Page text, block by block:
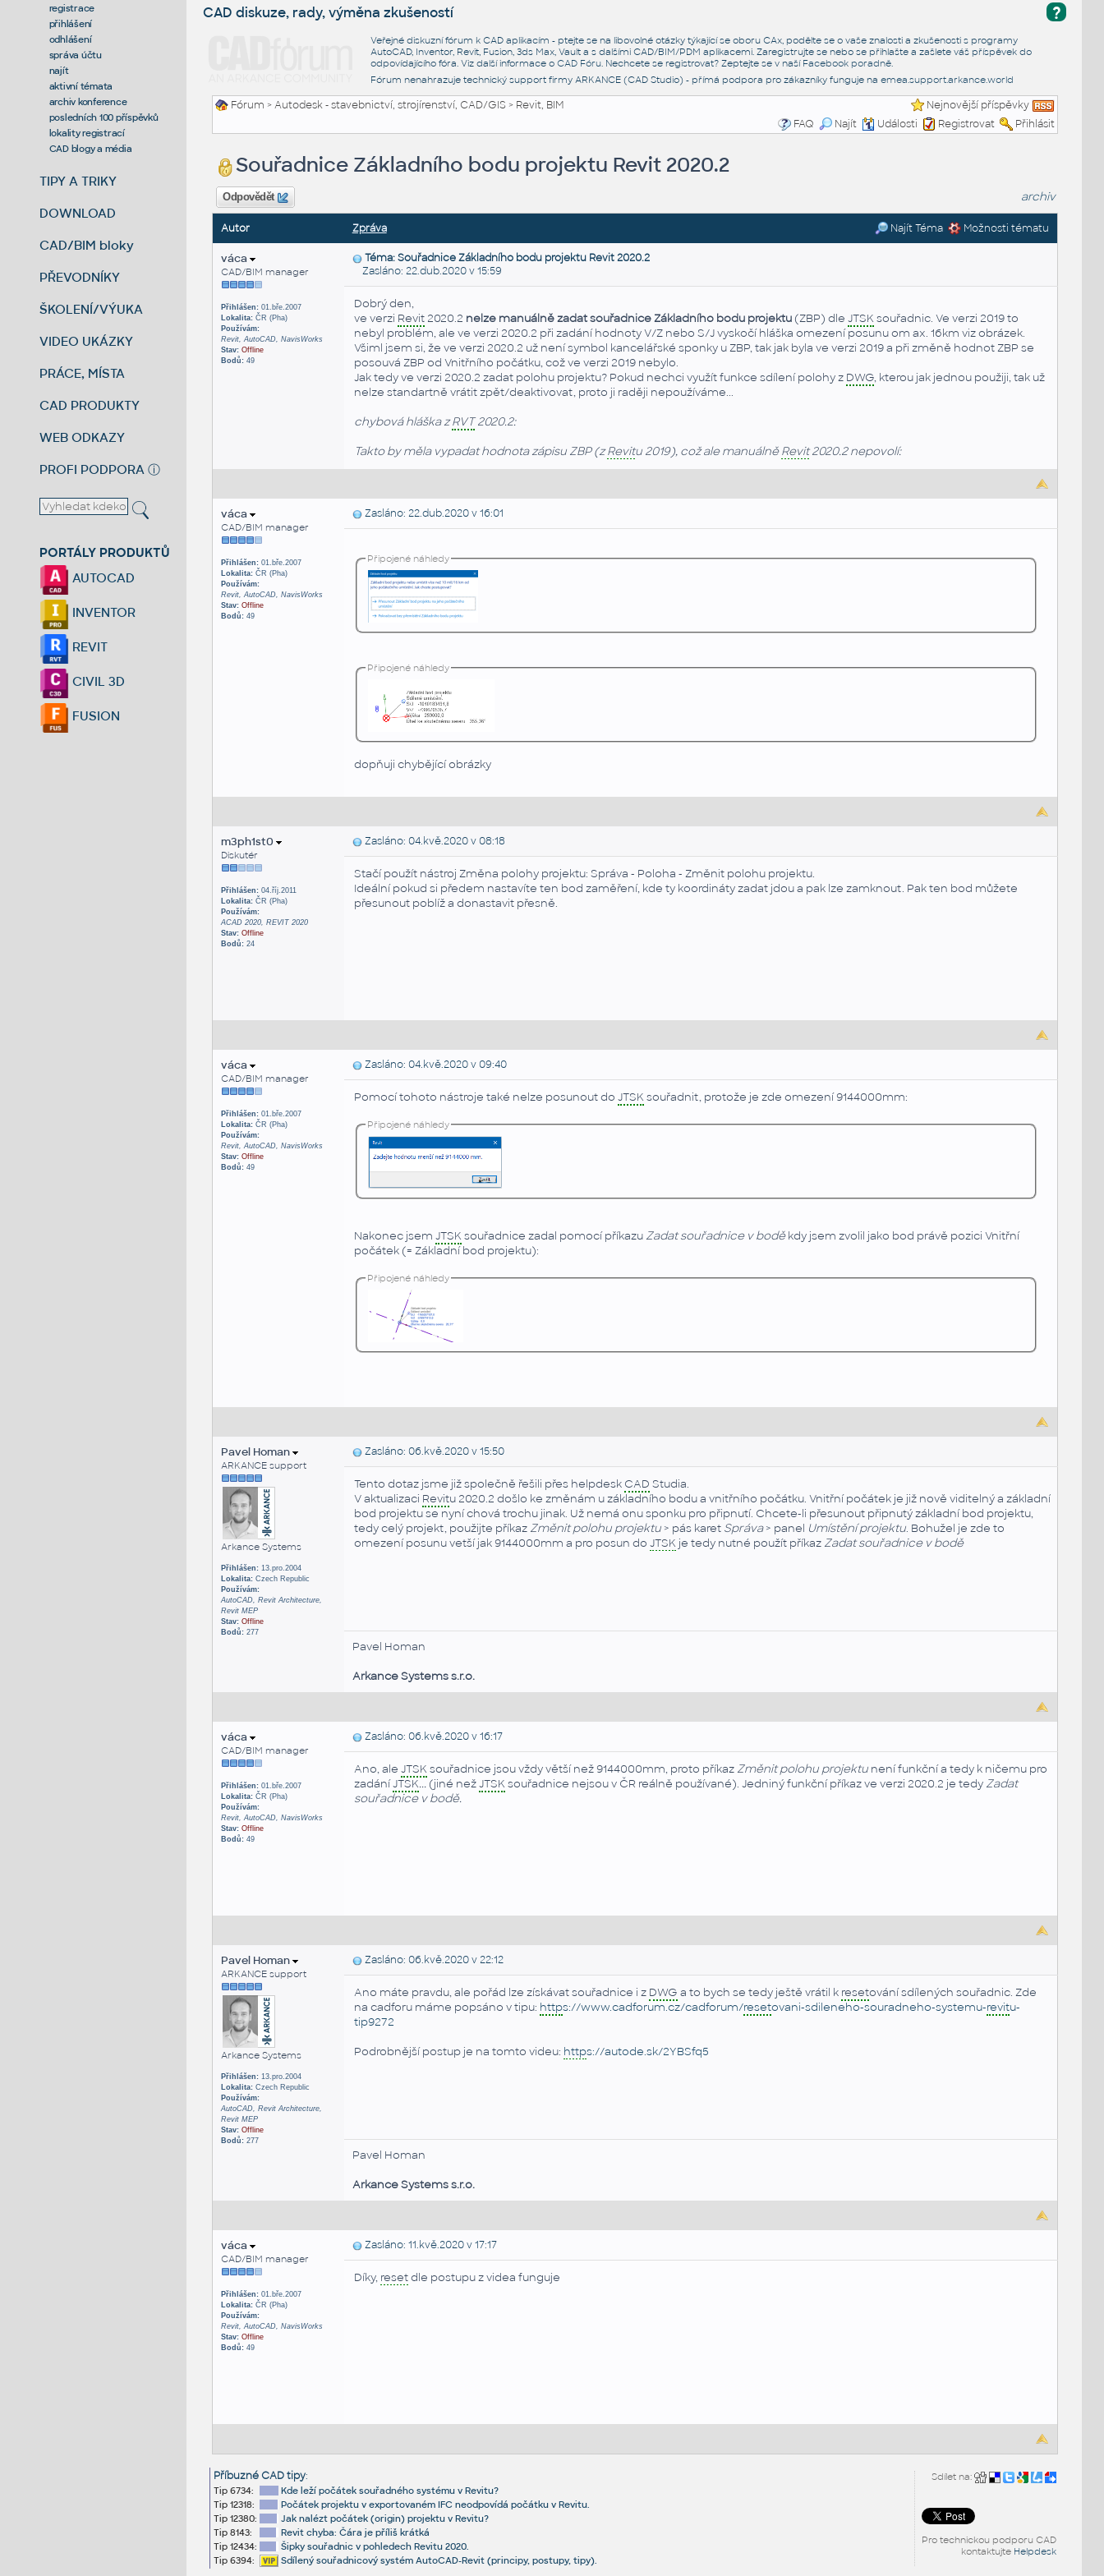
registrace
přihlášení
odhlášení
správa účtu
najít
aktivní témata
archiv konference
posledních 100 příspěvků
lokality registrací
CAD blogy a média
TIPY A TRIKY
DOWNLOAD
CAD/BIM bloky
PŘEVODNÍKY
ŠKOLENÍ/VÝUKA
VIDEO UKÁZKY
PRÁCE, MÍSTA
CAD PRODUKTY
WEB ODKAZY
PROFI PODPORA ⓘ
PORTÁLY PRODUKTŮ
AUTOCAD
INVENTOR
REVIT
CIVIL 3D
FUSION
?
CAD diskuze, rady, výměna zkušeností
Veřejné diskuzní fórum k CAD aplikacím - ptejte se na libovolné otázky týkající se oboru CAx, podělte se o vaše znalosti a zkušenosti s programy
AutoCAD, Inventor, Revit, Fusion, 3ds Max, Vault a s dalšími CAD/BIM/PDM aplikacemi. Zaregistrujte se nebo se přihlašte a zašlete váš příspěvek do
odpovídajícího fóra. Viz další informace o CAD Fóru. Nechcete se registrovat? Zeptejte se v naší Facebook poradně.
Fórum nenahrazuje technický support firmy ARKANCE (CAD Studio) - přímá podpora pro zákazníky funguje na emea.support.arkance.world
Fórum >Autodesk - stavebnictví, strojírenství, CAD/GIS> Revit, BIM
Nejnovější příspěvky
FAQ
Najít Události Registrovat Přihlásit
Souřadnice Základního bodu projektu Revit 2020.2
Odpovědět archiv
Autor Zpráva Najít Téma Možnosti tématu
váca
CAD/BIM manager
Přihlášen:01.bře.2007
Lokalita:ČR (Pha)
Používám:
Revit, AutoCAD, NavisWorks
Stav: Offline
Bodů:49
Téma: Souřadnice Základního bodu projektu Revit 2020.2
Zasláno: 22.dub.2020 v 15:59
Dobrý den,
ve verzi Revit2020.2 nelze manuálně zadat souřadnice Základního bodu projektu (ZBP) dle JTSK souřadnic. Ve verzi 2019 to
nebyl problém, ale ve verzi 2020.2 při zadání hodnoty V/Z nebo S/J vyskočí hláška omezení posunu om ax. 16km viz obrázek.
Všiml jsem si, že ve verzi 2020.2 už není symbol kancelářské sponky u ZBP, tak jak byla ve verzi 2019 a při změně hodnot ZBP se
posouvá ZBP od Vnitřního počátku, což ve verzi 2019 nebylo.
Jak tedy ve verzi 2020.2 zadat polohu projektu? Pokud nechci využít funkce sdílení polohy z DWG, kterou jak jednou použiji, tak už
nelze standartně vrátit zpět/deaktivovat, proto ji raději nepoužíváme...
chybová hláška zRVT2020.2:
Takto by měla vypadat hodnota zápisu ZBP (zRevitu 2019), což ale manuálněRevit2020.2 nepovolí:
váca
CAD/BIM manager
Přihlášen:01.bře.2007
Lokalita:ČR (Pha)
Používám:
Revit, AutoCAD, NavisWorks
Stav: Offline
Bodů:49
Zasláno: 22.dub.2020 v 16:01
Připojené náhledy
Připojené náhledy
dopňuji chybějící obrázky
m3ph1st0
Diskutér
Přihlášen:04.říj.2011
Lokalita:ČR (Pha)
Používám:
ACAD 2020, REVIT 2020
Stav: Offline
Bodů:24
Zasláno: 04.kvě.2020 v 08:18
Stačí použít nástroj Změna polohy projektu: Správa - Poloha - Změnit polohu projektu.
Ideální pokud si předem nastavíte ten bod zaměření, kde ty koordináty zadat jdou a pak lze zamknout. Pak ten bod můžete
přesunout poblíž a donastavit přesně.
váca
CAD/BIM manager
Přihlášen:01.bře.2007
Lokalita:ČR (Pha)
Používám:
Revit, AutoCAD, NavisWorks
Stav: Offline
Bodů:49
Zasláno: 04.kvě.2020 v 09:40
Pomocí tohoto nástroje také nelze posunout do JTSK souřadnit, protože je zde omezení 9144000mm:
Připojené náhledy
Nakonec jsem JTSK souřadnice zadal pomocí příkazu Zadat souřadnice v boděkdy jsem zvolil jako bod právě pozici Vnitřní
počátek (= Základní bod projektu):
Připojené náhledy
Pavel Homan
ARKANCE support
Arkance Systems
Přihlášen:13.pro.2004
Lokalita:Czech Republic
Používám:
AutoCAD, Revit Architecture,
Revit MEP
Stav: Offline
Bodů:277
Zasláno: 06.kvě.2020 v 15:50
Tento dotaz jsme již společně řešili přes helpdesk CAD Studia.
V aktualizaci Revitu 2020.2 došlo ke změnám u základního bodu a vnitřního počátku. Vnitřní počátek je již nově viditelný a základní
bod projektu se nyní chová trochu jinak. Už nemá onu sponku pro připnutí. Chcete-li přesunout připnutý základní bod projektu,
tedy celý projekt, použijte příkaz Změnit polohu projektu> pás karet Správa> panel Umístění projektu. Bohužel je zde to
omezení posunu vetší jak 9144000mm a pro posun do JTSK je tedy nutné použít příkaz Zadat souřadnice v bodě
Pavel Homan
Arkance Systems s.r.o.
váca
CAD/BIM manager
Přihlášen:01.bře.2007
Lokalita:ČR (Pha)
Používám:
Revit, AutoCAD, NavisWorks
Stav: Offline
Bodů:49
Zasláno: 06.kvě.2020 v 16:17
Ano, ale JTSK souřadnice jsou vždy větší než 9144000mm, proto příkaz Změnit polohu projektunení funkční a tedy k ničemu pro
zadáníJTSK... (jiné nežJTSK souřadnice nejsou v ČR reálně používané). Jedniný funkční příkaz ve verzi 2020.2 je tedy Zadat
souřadnice v bodě.
Pavel Homan
ARKANCE support
Arkance Systems
Přihlášen:13.pro.2004
Lokalita:Czech Republic
Používám:
AutoCAD, Revit Architecture,
Revit MEP
Stav: Offline
Bodů:277
Zasláno: 06.kvě.2020 v 22:12
Ano máte pravdu, ale pořád lze získávat souřadnice i z DWG a to bych se tedy ještě vrátil k resetování sdílených souřadnic. Zde
na cadforu máme popsáno v tipu: https://www.cadforum.cz/cadforum/resetovani-sdileneho-souradneho-systemu-revitu-
tip9272
Podrobnější postup je na tomto videu: https://autode.sk/2YBSfq5
Pavel Homan
Arkance Systems s.r.o.
váca
CAD/BIM manager
Přihlášen:01.bře.2007
Lokalita:ČR (Pha)
Používám:
Revit, AutoCAD, NavisWorks
Stav: Offline
Bodů:49
Zasláno: 11.kvě.2020 v 17:17
Díky, resetdle postupu z videa funguje
Sdílet na:
Pro technickou podporu CAD
kontaktujte Helpdesk
Příbuzné CAD tipy:
Tip 6734:
Kde leží počátek souřadného systému v Revitu?
Tip 12318:
Počátek projektu v exportovaném IFC neodpovídá počátku v Revitu.
Tip 12380:
Jak nalézt počátek (origin) projektu v Revitu?
Tip 8143:
Revit chyba: Čára je příliš krátká
Tip 12434:
Šipky souřadnic v pohledech Revitu 2020.
Tip 6394:
Sdílený souřadnicový systém AutoCAD-Revit (principy, postupy, tipy).